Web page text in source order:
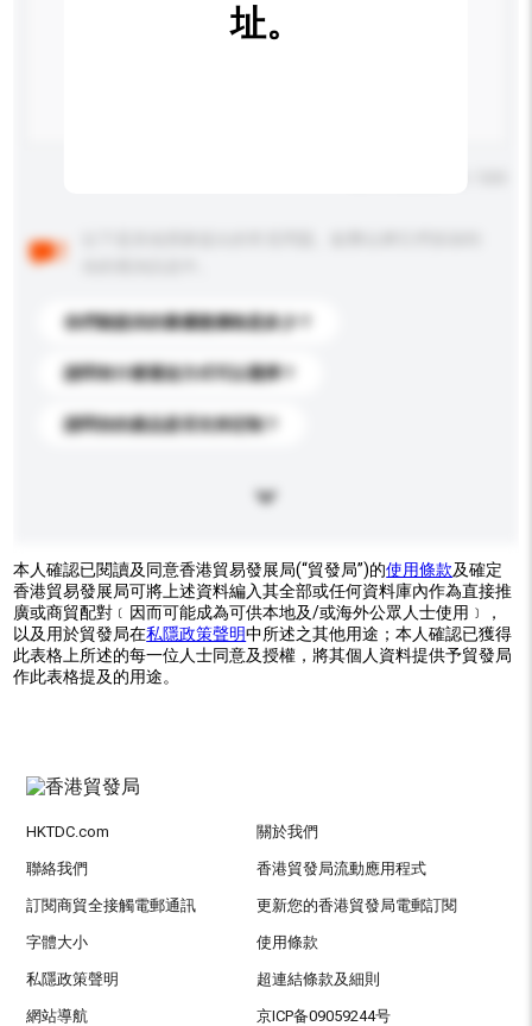
你們能提供的最優惠價格是多少？
請問有什麼運送方式可以選擇？
請問你的產品是否支持定制？
址。
本人確認已閱讀及同意香港貿易發展局(“貿發局”)的使用條款及確定
香港貿易發展局可將上述資料編入其全部或任何資料庫內作為直接推
廣或商貿配對﹝因而可能成為可供本地及/或海外公眾人士使用﹞，
以及用於貿發局在私隱政策聲明中所述之其他用途；本人確認已獲得
此表格上所述的每一位人士同意及授權，將其個人資料提供予貿發局
作此表格提及的用途。
HKTDC.com 關於我們
聯絡我們 香港貿發局流動應用程式
訂閱商貿全接觸電郵通訊 更新您的香港貿發局電郵訂閱
字體大小 使用條款
私隱政策聲明 超連結條款及細則
網站導航 京ICP备09059244号